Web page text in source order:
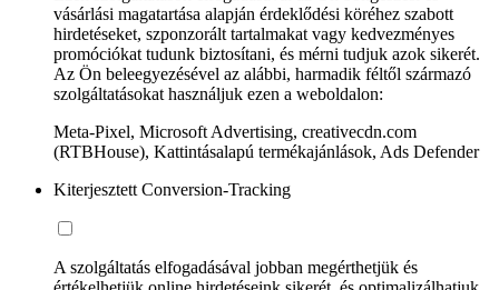
vásárlási magatartása alapján érdeklődési köréhez szabott
hirdetéseket, szponzorált tartalmakat vagy kedvezményes
promóciókat tudunk biztosítani, és mérni tudjuk azok sikerét.
Az Ön beleegyezésével az alábbi, harmadik féltől származó
szolgáltatásokat használjuk ezen a weboldalon:
Meta-Pixel, Microsoft Advertising, creativecdn.com
(RTBHouse), Kattintásalapú termékajánlások, Ads Defender
Kiterjesztett Conversion-Tracking
A szolgáltatás elfogadásával jobban megérthetjük és